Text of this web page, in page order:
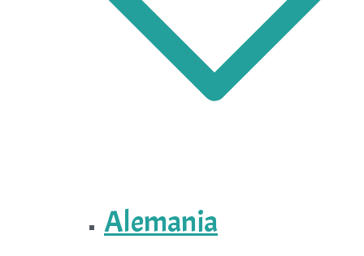
Alemania